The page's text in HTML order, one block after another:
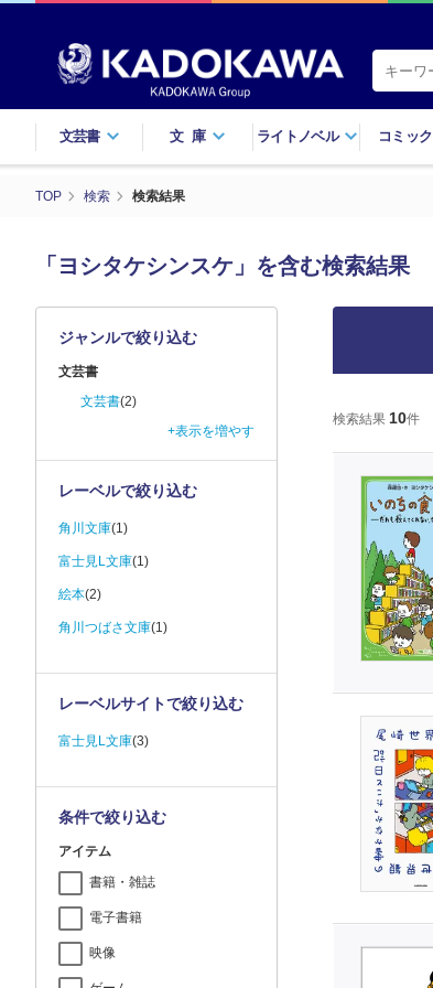
文芸書 文庫 ライトノベル コミック
TOP 検索 検索結果
「ヨシタケシンスケ」を含む検索結果
検索結果 10件
ジャンルで絞り込む
文芸書
文芸書(2)
+表示を増やす
レーベルで絞り込む
角川文庫(1)
富士見L文庫(1)
絵本(2)
角川つばさ文庫(1)
レーベルサイトで絞り込む
富士見L文庫(3)
条件で絞り込む
アイテム
書籍・雑誌
電子書籍
映像